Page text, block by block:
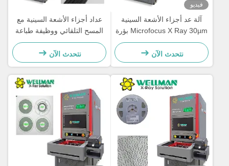
فيديو
آلة عد أجزاء الأشعة السينية
Microfocus X Ray 30µm بؤرة
80kV 17" FPD
نتحدث الآن
عداد أجزاء الأشعة السينية مع
المسح التلقائي ووظيفة طباعة
الملصقات ومتصل بالنظام
نتحدث الآن